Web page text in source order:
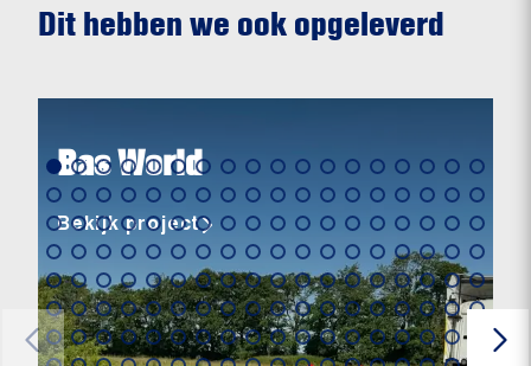
Dit hebben we ook opgeleverd
Bas World
Bekijk project